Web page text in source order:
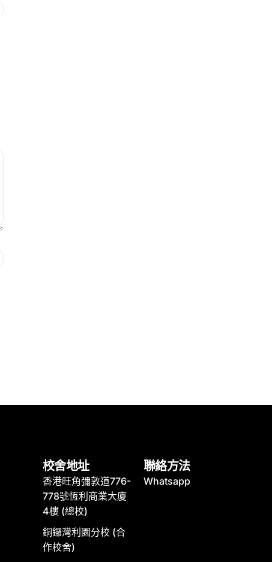
校舍地址
香港旺角彌敦道776-
778號恆利商業大廈
4樓 (總校)
銅鑼灣利園分校 (合
作校舍)
聯絡方法
Whatsapp